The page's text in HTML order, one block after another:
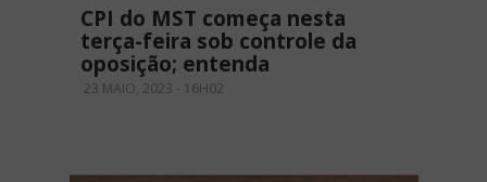
CPI do MST começa nesta
terça-feira sob controle da
oposição; entenda
23 MAIO, 2023 - 16H02